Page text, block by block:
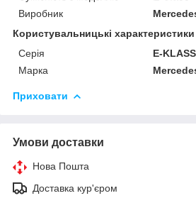
Виробник
Користувальницькі характеристики
Серія
E-
Марка
Приховати
Умови доставки
Нова Пошта
Доставка кур'єром